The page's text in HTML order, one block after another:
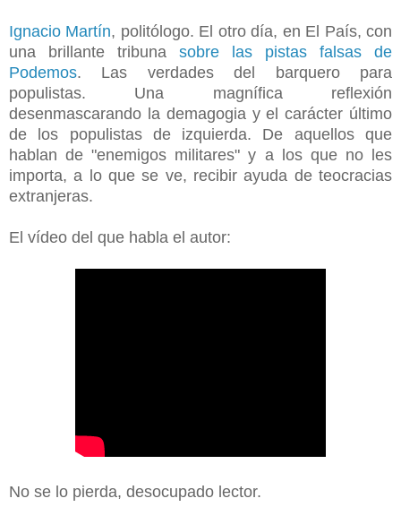
Ignacio Martín, politólogo. El otro día, en El País, con
una brillante tribuna sobre las pistas falsas de
Podemos. Las verdades del barquero para
populistas. Una magnífica reflexión
desenmascarando la demagogia y el carácter último
de los populistas de izquierda. De aquellos que
hablan de "enemigos militares" y a los que no les
importa, a lo que se ve, recibir ayuda de teocracias
extranjeras.
El vídeo del que habla el autor:
No se lo pierda, desocupado lector.